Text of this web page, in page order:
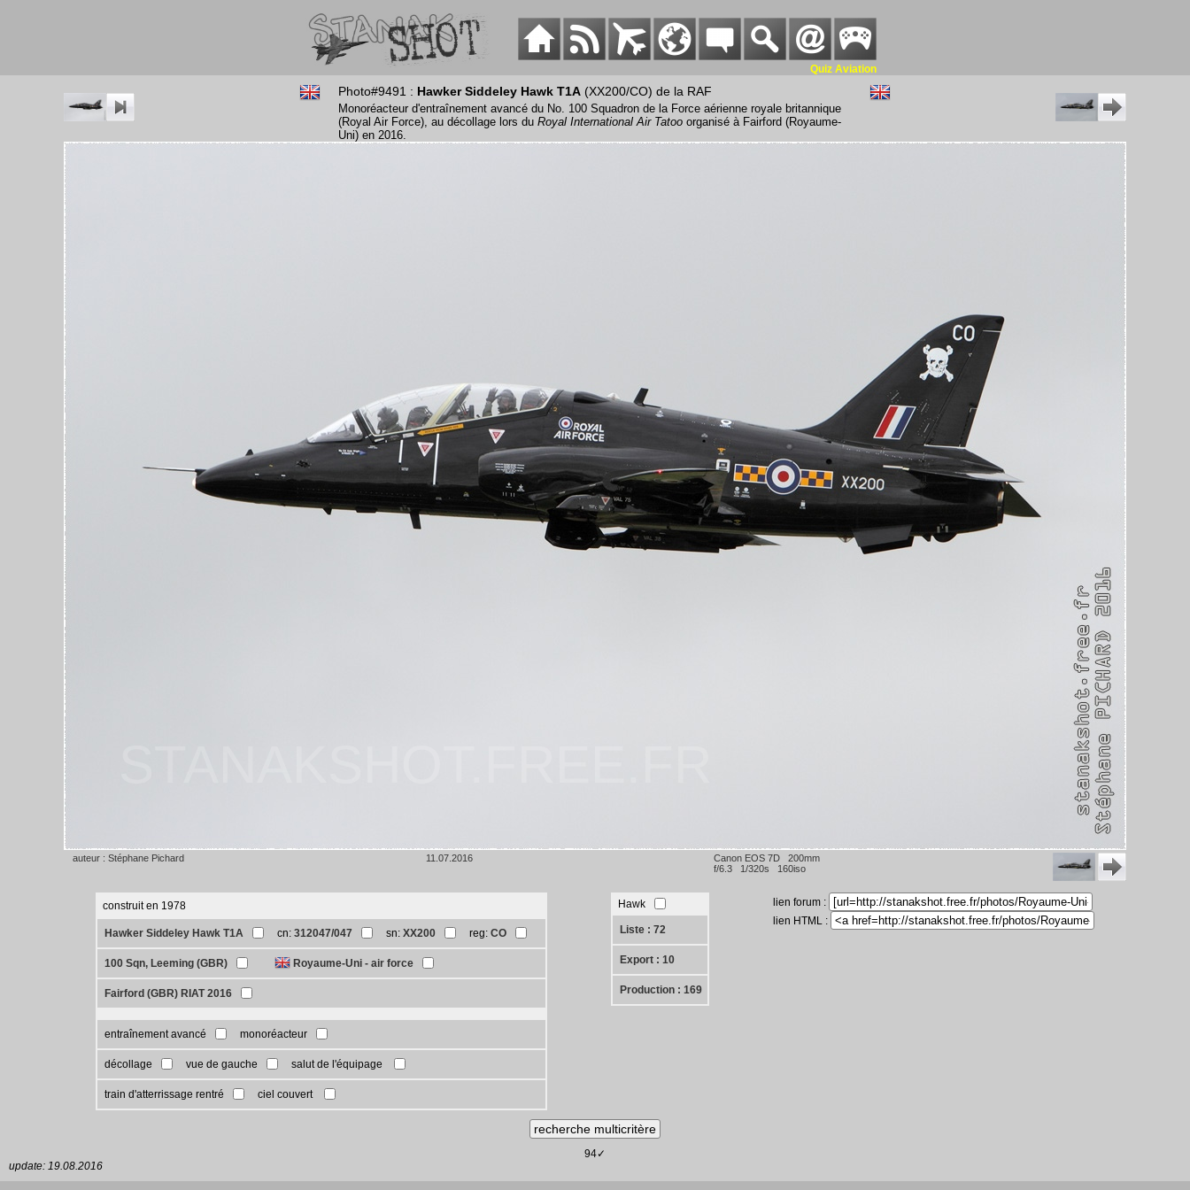
Quiz Aviation
Photo#9491 : Hawker Siddeley Hawk T1A (XX200/CO) de la RAF
Monoréacteur d'entraînement avancé du No. 100 Squadron de la Force aérienne royale britannique
(Royal Air Force), au décollage lors du Royal International Air Tatoo organisé à Fairford (Royaume-
Uni) en 2016.
auteur : Stéphane Pichard 11.07.2016
Canon EOS 7D 200mm
f/6.3 1/320s 160iso
construit en 1978
Hawker Siddeley Hawk T1A cn: 312047/047 sn: XX200 reg: CO
100 Sqn, Leeming (GBR) Royaume-Uni - air force
Fairford (GBR) RIAT 2016
entraînement avancé monoréacteur
décollage vue de gauche salut de l'équipage
train d'atterrissage rentré ciel couvert
Hawk
Liste : 72
Export : 10
Production : 169
lien forum :
lien HTML :
94✓
update: 19.08.2016